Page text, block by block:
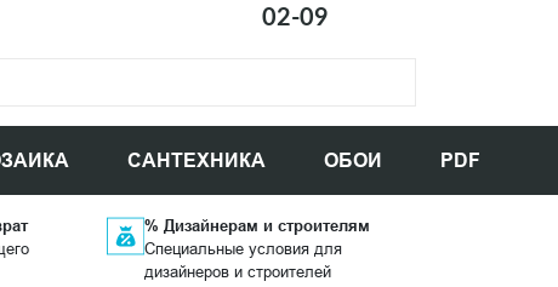
02-09
САНТЕХНИКА ОБОИ PDF
% Дизайнерам и строителям
Специальные условия для
дизайнеров и строителей